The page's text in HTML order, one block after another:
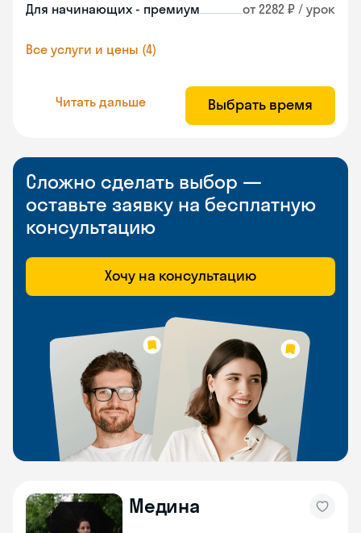
Для начинающих - премиум от 2282 ₽ / урок
Все услуги и цены (4)
Читать дальше Выбрать время
Сложно сделать выбор —
оставьте заявку на бесплатную
консультацию
Хочу на консультацию
Медина